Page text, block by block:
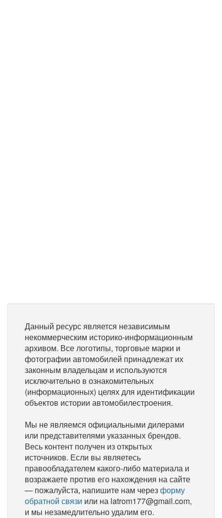
Данный ресурс является независимым
некоммерческим историко-информационным
архивом. Все логотипы, торговые марки и
фотографии автомобилей принадлежат их
законным владельцам и используются
исключительно в ознакомительных
(информационных) целях для идентификации
объектов истории автомобилестроения.
Мы не являемся официальными дилерами
или представителями указанных брендов.
Весь контент получен из открытых
источников. Если вы являетесь
правообладателем какого-либо материала и
возражаете против его нахождения на сайте
— пожалуйста, напишите нам черезформу
обратной связи или на latrom177@gmail.com,
и мы незамедлительно удалим его.